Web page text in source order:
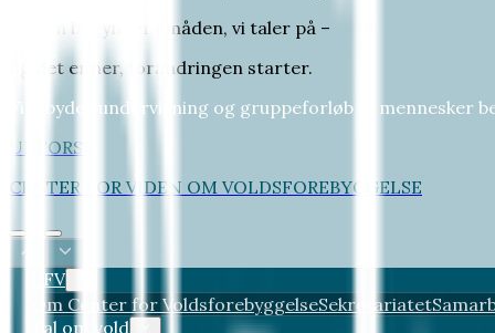
Volden begynder i måden, vi taler på –
og det er her, forandringen starter.
Vi tilbyder undervisning og gruppeforløb til mennesker
UDFORSK
CENTER FOR VIDEN OM VOLDSFOREBYGGELSE
CFV
Om Center for VoldsforebyggelseSekretariatet
Tal om vold